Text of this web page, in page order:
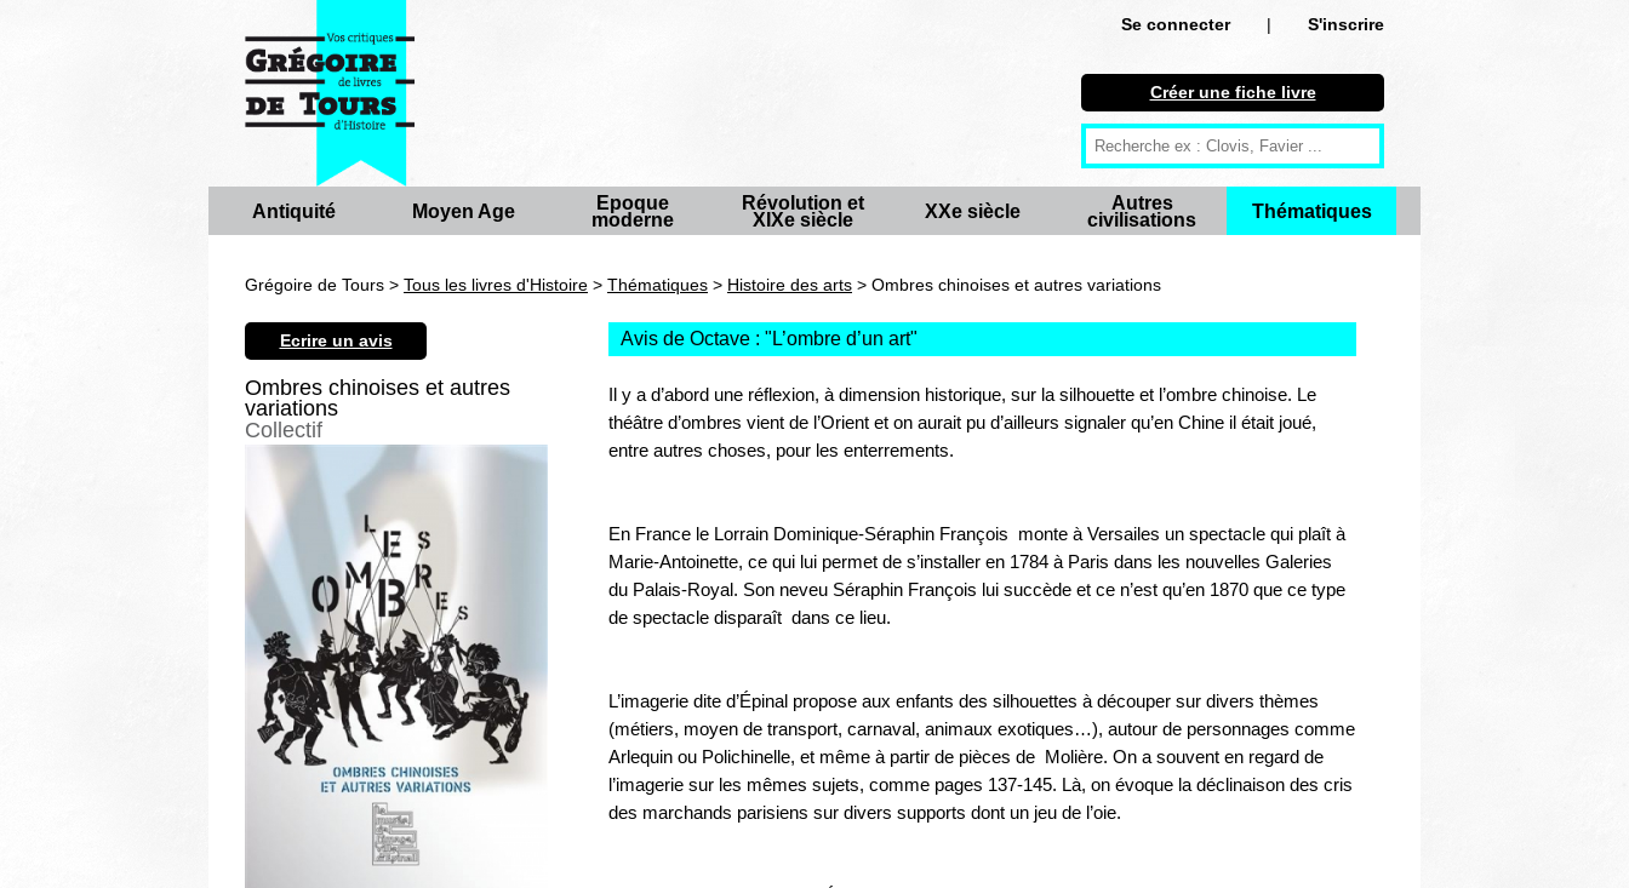
Se connecter |
S'inscrire
S'inscrire
Créer une fiche livre
Antiquité
Moyen Age
XXe siècle
Thématiques
Créer une fiche livre
Antiquité Moyen Age
Epoque
moderne
Révolution et
XIXe siècle
XXe siècle
Autres
civilisations
Thématiques
Grégoire de Tours > Tous les livres d'Histoire > Thématiques > Histoire des arts > Ombres chinoises et autres variations
Ecrire un avis
Ombres chinoises et autres
variations
Collectif
Avis de Octave : " L’ombre d’un art"
Il y a d’abord une réflexion, à dimension historique, sur la silhouette et l’ombre chinoise. Le
théâtre d’ombres vient de l’Orient et on aurait pu d’ailleurs signaler qu’en Chine il était joué,
entre autres choses, pour les enterrements.
En France le Lorrain Dominique-Séraphin François monte à Versailes un spectacle qui plaît à
Marie-Antoinette, ce qui lui permet de s’installer en 1784 à Paris dans les nouvelles Galeries
du Palais-Royal. Son neveu Séraphin François lui succède et ce n’est qu’en 1870 que ce type
de spectacle disparaît dans ce lieu.
L’imagerie dite d’Épinal propose aux enfants des silhouettes à découper sur divers thèmes
(métiers, moyen de transport, carnaval, animaux exotiques…), autour de personnages comme
Arlequin ou Polichinelle, et même à partir de pièces de Molière. On a souvent en regard de
l’imagerie sur les mêmes sujets, comme pages 137-145. Là, on évoque la déclinaison des cris
des marchands parisiens sur divers supports dont un jeu de l’oie.